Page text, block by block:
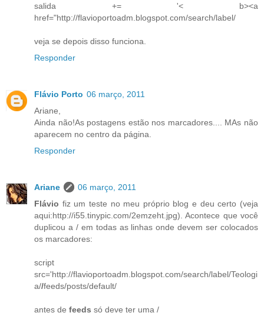
salida += '< b><a
href="http://flavioportoadm.blogspot.com/search/label/
veja se depois disso funciona.
Responder
Flávio Porto 06 março, 2011
Ariane,
Ainda não!As postagens estão nos marcadores.... MAs não
aparecem no centro da página.
Responder
Ariane
06 março, 2011
Flávio fiz um teste no meu próprio blog e deu certo (veja
aqui:http://i55.tinypic.com/2emzeht.jpg). Acontece que você
duplicou a / em todas as linhas onde devem ser colocados
os marcadores:
script
src='http://flavioportoadm.blogspot.com/search/label/Teologi
a//feeds/posts/default/
antes de feeds só deve ter uma /